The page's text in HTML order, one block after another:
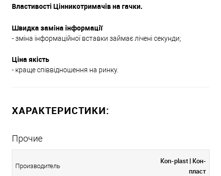
Властивості Цінникотримачів на гачки.
Швидка заміна інформації
- зміна інформаційної вставки займає лічені секунди;
Ціна якість
- краще співвідношення на ринку.
ХАРАКТЕРИСТИКИ:
Прочие
Производитель
Kon-plast | Кон-
пласт